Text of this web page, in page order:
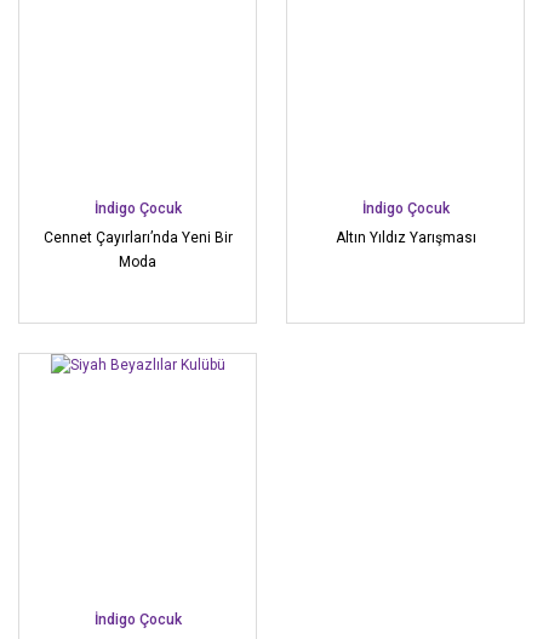
İndigo Çocuk
Cennet Çayırları’nda Yeni Bir
Moda
İndigo Çocuk
Altın Yıldız Yarışması
İndigo Çocuk